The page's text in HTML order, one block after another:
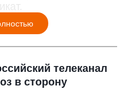
телеканал
в сторону